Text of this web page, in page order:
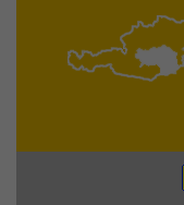
Website